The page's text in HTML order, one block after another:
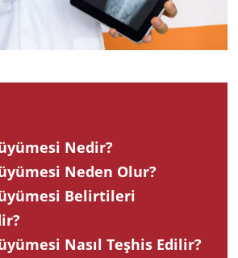
Nedir?
Neden Olur?
Belirtileri
Nasıl Teşhis Edilir?